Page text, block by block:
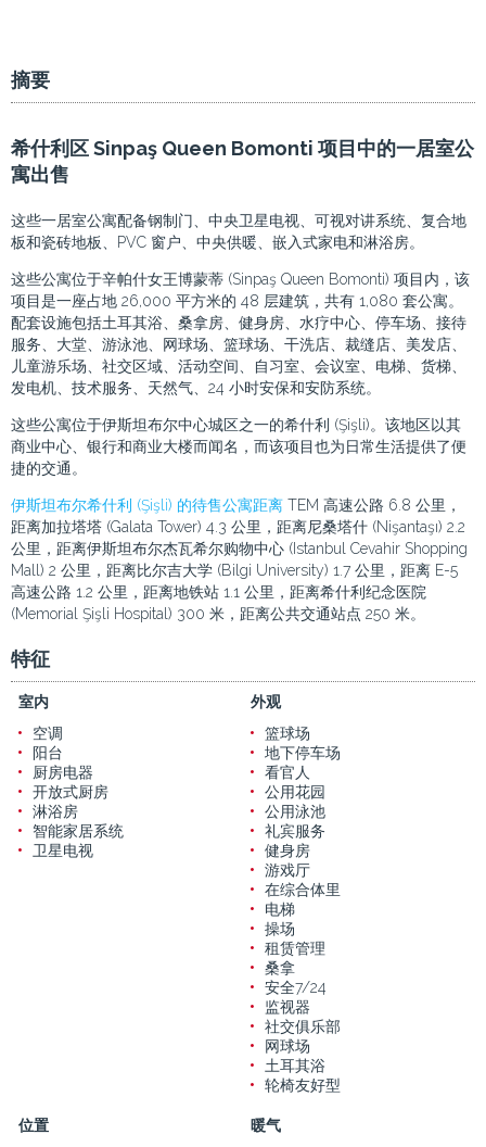
摘要
希什利区 Sinpaş Queen Bomonti 项目中的一居室公
寓出售
这些一居室公寓配备钢制门、中央卫星电视、可视对讲系统、复合地
板和瓷砖地板、PVC 窗户、中央供暖、嵌入式家电和淋浴房。
这些公寓位于辛帕什女王博蒙蒂 (Sinpaş Queen Bomonti) 项目内，该
项目是一座占地 26,000 平方米的 48 层建筑，共有 1,080 套公寓。
配套设施包括土耳其浴、桑拿房、健身房、水疗中心、停车场、接待
服务、大堂、游泳池、网球场、篮球场、干洗店、裁缝店、美发店、
儿童游乐场、社交区域、活动空间、自习室、会议室、电梯、货梯、
发电机、技术服务、天然气、24 小时安保和安防系统。
这些公寓位于伊斯坦布尔中心城区之一的希什利 (Şişli)。该地区以其
商业中心、银行和商业大楼而闻名，而该项目也为日常生活提供了便
捷的交通。
伊斯坦布尔希什利 (Şişli) 的待售公寓距离 TEM 高速公路 6.8 公里，
距离加拉塔塔 (Galata Tower) 4.3 公里，距离尼桑塔什 (Nişantaşı) 2.2
公里，距离伊斯坦布尔杰瓦希尔购物中心 (Istanbul Cevahir Shopping
Mall) 2 公里，距离比尔吉大学 (Bilgi University) 1.7 公里，距离 E-5
高速公路 1.2 公里，距离地铁站 1.1 公里，距离希什利纪念医院
(Memorial Şişli Hospital) 300 米，距离公共交通站点 250 米。
特征
室内
空调
阳台
厨房电器
开放式厨房
淋浴房
智能家居系统
卫星电视
外观
篮球场
地下停车场
看官人
公用花园
公用泳池
礼宾服务
健身房
游戏厅
在综合体里
电梯
操场
租赁管理
桑拿
安全7/24
监视器
社交俱乐部
网球场
土耳其浴
轮椅友好型
位置
暖气